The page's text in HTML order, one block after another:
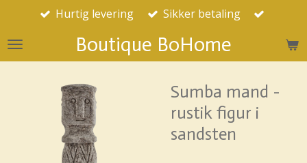
Spring
hovedindhold Boutique BoHome
Hurtig levering Sikker betaling
Sumba mand -
rustik figur i
sandsten